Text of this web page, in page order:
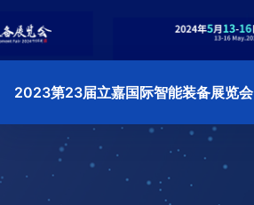
2023第23届立嘉国际智能装备展览会